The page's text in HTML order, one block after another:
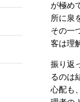
が極め
所に泉
その一
客は理
振り返
るのは
心配も